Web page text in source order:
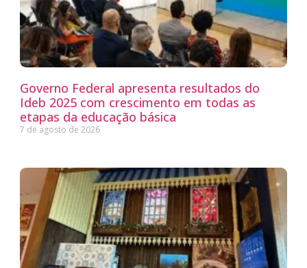
Governo Federal apresenta resultados do
Ideb 2025 com crescimento em todas as
etapas da educação básica
7 de agosto de 2026